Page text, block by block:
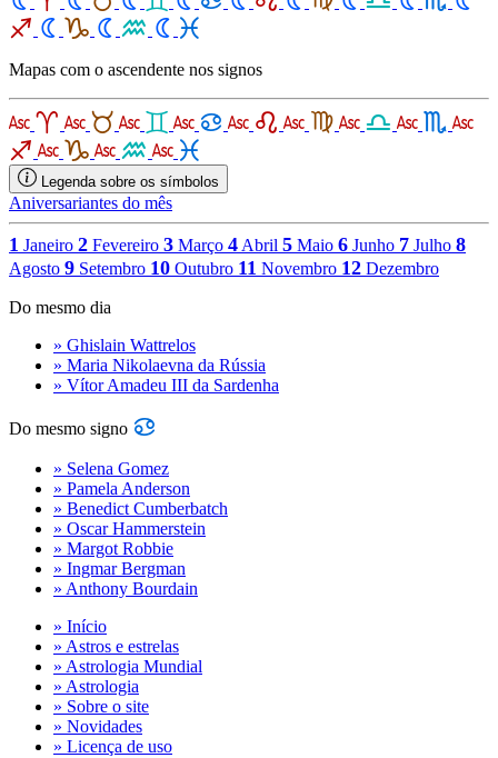
Mapas com o ascendente nos signos
Legenda sobre os símbolos
Aniversariantes do mês
1 Janeiro 2 Fevereiro 3 Março 4Abril 5 Maio 6 Junho 7 Julho 8
Agosto 9 Setembro 10 Outubro 11 Novembro 12 Dezembro
Do mesmo dia
» Ghislain Wattrelos
» Maria Nikolaevna da Rússia
» Vítor Amadeu III da Sardenha
Do mesmo signo
» Selena Gomez
» Pamela Anderson
» Benedict Cumberbatch
» Oscar Hammerstein
» Margot Robbie
» Ingmar Bergman
» Anthony Bourdain
» Início
» Astros e estrelas
» Astrologia Mundial
» Astrologia
» Sobre o site
» Novidades
» Licença de uso